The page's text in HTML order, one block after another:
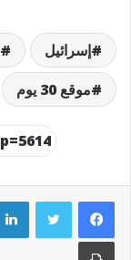
إسرائيل
موقع 30 يوم
طباعة